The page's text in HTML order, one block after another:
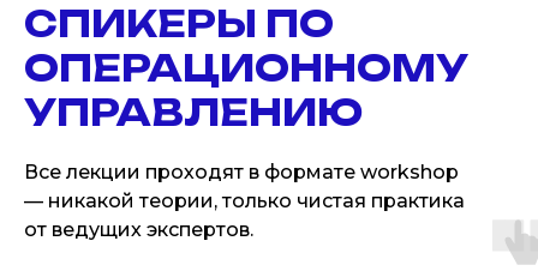
СПИКЕРЫ ПО
ОПЕРАЦИОННОМУ
УПРАВЛЕНИЮ
Все лекции проходят в формате workshop
— никакой теории, только чистая практика
от ведущих экспертов.